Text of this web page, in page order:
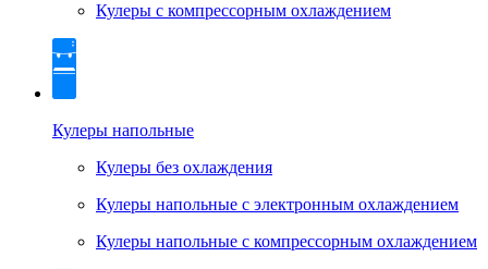
Кулеры с компрессорным охлаждением
Кулеры напольные
Кулеры без охлаждения
Кулеры напольные с электронным охлаждением
Кулеры напольные с компрессорным охлаждением